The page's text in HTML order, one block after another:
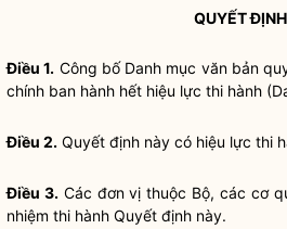
QUYẾT
Điều 1. Công bố Danh mục văn bản
chính ban hành hết hiệu lực thi hành
Điều 2. Quyết định này có hiệu lực thi
Điều 3.Các đơn vị thuộc Bộ, các cơ
nhiệm thi hành Quyết định này.